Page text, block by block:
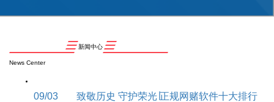
新闻中心
News Center
09/03
致敬历史 守护荣光∣正规网赌软件十大排行